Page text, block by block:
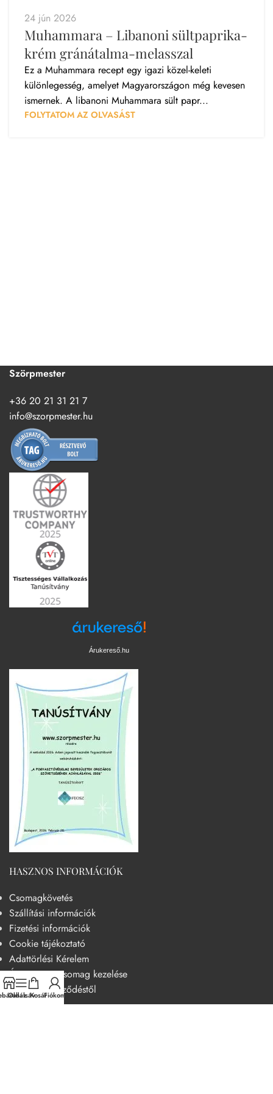
24 jún 2026
Muhammara – Libanoni sültpaprika-
krém gránátalma-melasszal
Ez a Muhammara recept egy igazi közel-keleti
különlegesség, amelyet Magyarországon még kevesen
ismernek. A libanoni Muhammara sült papr...
FOLYTATOM AZ OLVASÁST
Szörpmester
+36 20 21 31 21 7
info@szorpmester.hu
Árukereső.hu
HASZNOS INFORMÁCIÓK
Csomagkövetés
Szállítási információk
Fizetési információk
Cookie tájékoztató
Adattörlési Kérelem
Át nem vett csomag kezelése
Elállás a szerződéstől
OldalsávKosárFiókom